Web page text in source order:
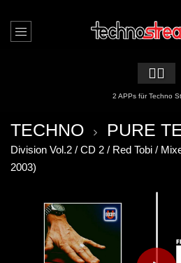
🏳️‍🌈
2 APPs für Techno
TECHNO PURE
Division Vol.2 / CD 2 / Red Tobi /
2003)